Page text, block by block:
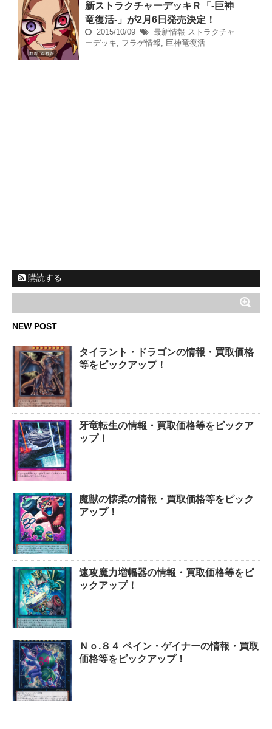
新ストラクチャーデッキＲ「‐巨神
竜復活‐」が2月6日発売決定！
2015/10/09 最新情報 ストラクチャ
ーデッキ, フラゲ情報, 巨神竜復活
購読する
NEW POST
タイラント・ドラゴンの情報・買取価格
等をピックアップ！
牙竜転生の情報・買取価格等をピックア
ップ！
魔獣の懐柔の情報・買取価格等をピック
アップ！
速攻魔力増幅器の情報・買取価格等をピ
ックアップ！
Ｎｏ.８４ ペイン・ゲイナーの情報・買取
価格等をピックアップ！